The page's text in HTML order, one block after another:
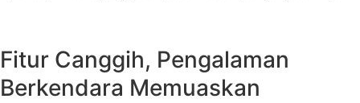
Fitur Canggih, Pengalaman
Berkendara Memuaskan